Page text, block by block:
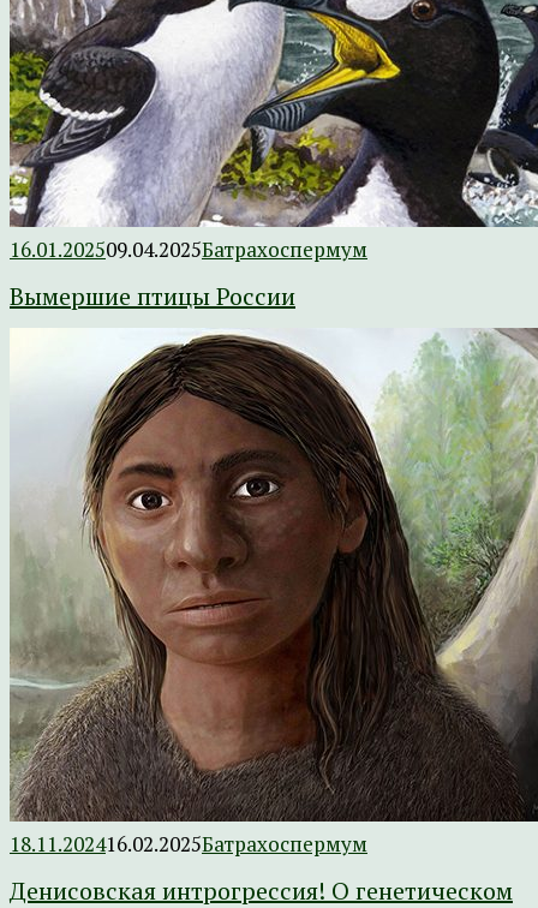
16.01.202509.04.2025Батрахоспермум
Вымершие птицы России
18.11.202416.02.2025Батрахоспермум
Денисовская интрогрессия! О генетическом